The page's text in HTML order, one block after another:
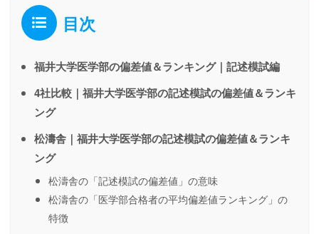
目次
福井大学医学部の偏差値＆ランキング｜記述模試編
4社比較｜福井大学医学部の記述模試の偏差値＆ランキ
ング
松濤舎｜福井大学医学部の記述模試の偏差値＆ランキ
ング
松濤舎の「記述模試の偏差値」の意味
松濤舎の「医学部合格者の平均偏差値ランキング」の
特徴